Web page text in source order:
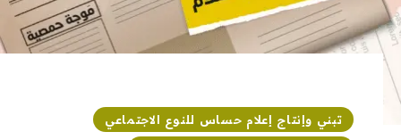
تبني وإنتاج إعلام حساس للنوع الاجتماعي